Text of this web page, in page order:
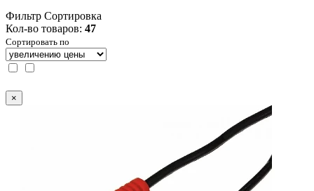
Фильтр Сортировка
Кол-во товаров: 47
Сортировать по
×